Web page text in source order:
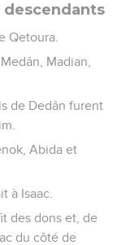
descendants
Qetoura.
Madian,
de Dedân furent
Abida et
à Isaac.
des dons et, de
du côté de